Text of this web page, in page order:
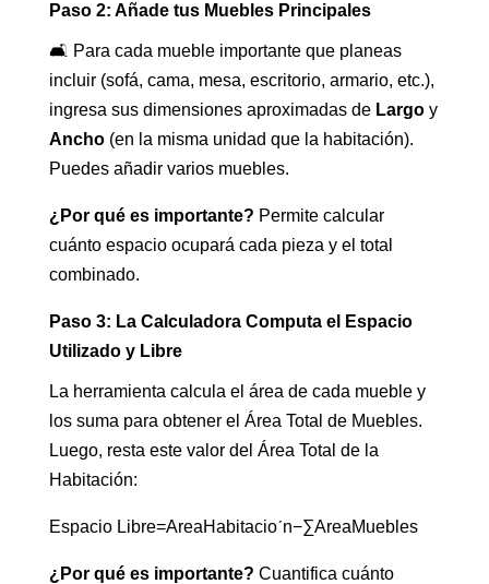
Paso 2: Añade tus Muebles Principales
🛋️ Para cada mueble importante que planeas
incluir (sofá, cama, mesa, escritorio, armario, etc.),
ingresa sus dimensiones aproximadas de Largoy
Ancho(en la misma unidad que la habitación).
Puedes añadir varios muebles.
¿Por qué es importante? Permite calcular
cuánto espacio ocupará cada pieza y el total
combinado.
Paso 3: La Calculadora Computa el Espacio
Utilizado y Libre
La herramienta calcula el área de cada mueble y
los suma para obtener el Área Total de Muebles.
Luego, resta este valor del Área Total de la
Habitación:
Espacio Libre=AreaHabitacioˊn​−∑AreaMuebles​
¿Por qué es importante? Cuantifica cuánto